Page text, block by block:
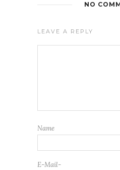
NO
LEAVE A REPLY
Name
E-Mail-